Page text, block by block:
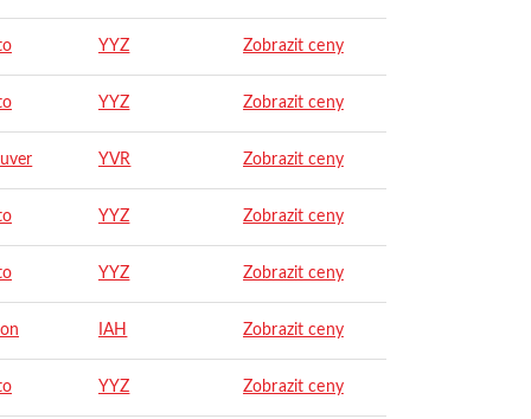
YYZ Zobrazit ceny
YYZ Zobrazit ceny
YVR Zobrazit ceny
YYZ Zobrazit ceny
YYZ Zobrazit ceny
IAH Zobrazit ceny
YYZ Zobrazit ceny